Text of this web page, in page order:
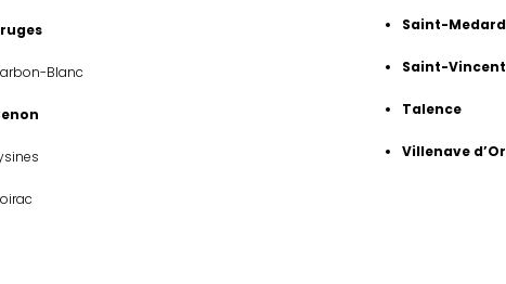
Blanc
Saint-
Saint-
Talence
Villenave